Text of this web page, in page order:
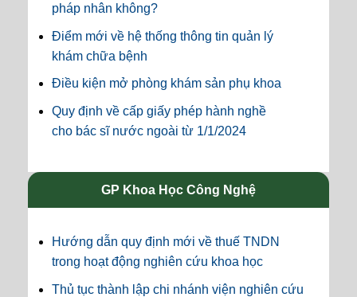
pháp nhân không?
Điểm mới về hệ thống thông tin quản lý
khám chữa bệnh
Điều kiện mở phòng khám sản phụ khoa
Quy định về cấp giấy phép hành nghề
cho bác sĩ nước ngoài từ 1/1/2024
GP Khoa Học Công Nghệ
Hướng dẫn quy định mới về thuế TNDN
trong hoạt động nghiên cứu khoa học
Thủ tục thành lập chi nhánh viện nghiên cứu